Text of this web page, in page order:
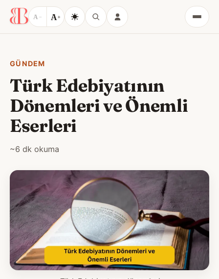
A − A+
Menü
GÜNDEM
Türk Edebiyatının
Dönemleri ve Önemli
Eserleri
~6 dk okuma